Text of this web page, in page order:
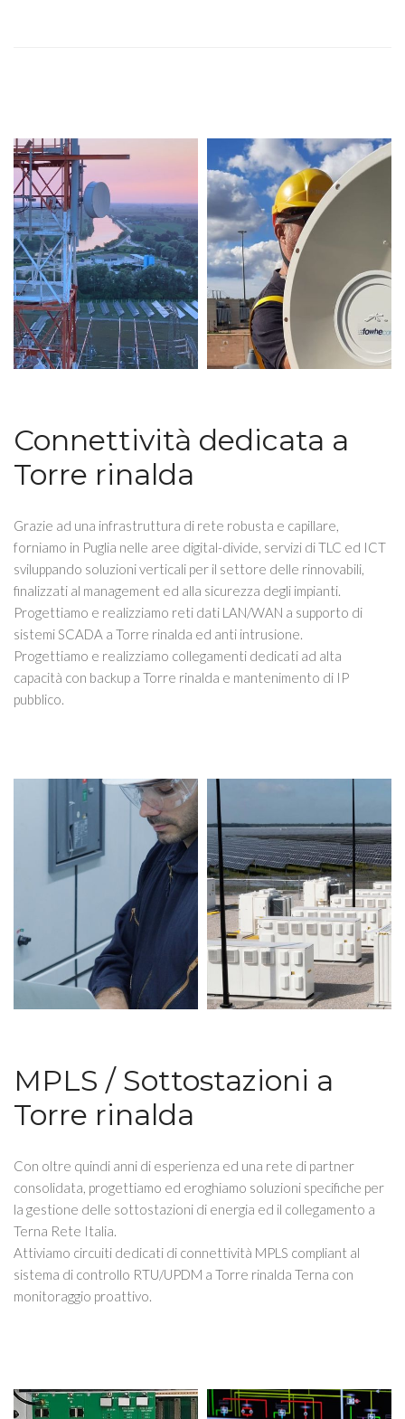
Connettività dedicata a
Torre rinalda
Grazie ad una infrastruttura di rete robusta e capillare,
forniamo in Puglia nelle aree digital-divide, servizi di TLC ed ICT
sviluppando soluzioni verticali per il settore delle rinnovabili,
finalizzati al management ed alla sicurezza degli impianti.
Progettiamo e realizziamo reti dati LAN/WAN a supporto di
sistemi SCADA a Torre rinalda ed anti intrusione.
Progettiamo e realizziamo collegamenti dedicati ad alta
capacità con backup a Torre rinalda e mantenimento di IP
pubblico.
MPLS / Sottostazioni a
Torre rinalda
Con oltre quindi anni di esperienza ed una rete di partner
consolidata, progettiamo ed eroghiamo soluzioni specifiche per
la gestione delle sottostazioni di energia ed il collegamento a
Terna Rete Italia.
Attiviamo circuiti dedicati di connettività MPLS compliant al
sistema di controllo RTU/UPDM a Torre rinalda Terna con
monitoraggio proattivo.